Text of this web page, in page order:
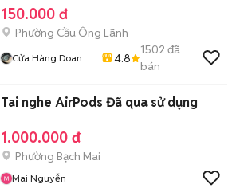
150.000 đ
Phường Cầu Ông Lãnh
Cửa Hàng Doan
4.8
1502 đã
bán
Tai nghe AirPods Đã qua sử dụng
1.000.000 đ
Phường Bạch Mai
Mai Nguyễn